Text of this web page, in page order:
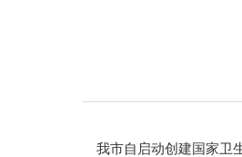
我市自启动创建国家卫